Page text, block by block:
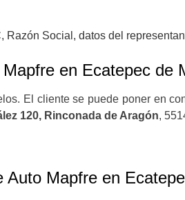
Razón Social, datos del
en Ecatepec de
El cliente se puede poner en
120, Rinconada de Aragón,
Mapfre en